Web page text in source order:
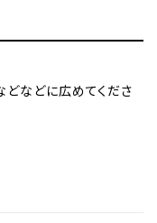
どなどに広めてくださ